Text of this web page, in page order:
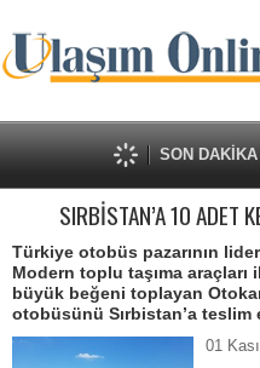
SON DAKİKA
SIRBİSTAN’A 10 ADET
Türkiye otobüs pazarının
Modern toplu taşıma araçları
büyük beğeni toplayan
otobüsünü Sırbistan’a teslim
01